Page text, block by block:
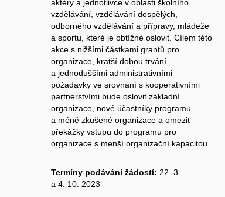
aktéry a jednotlivce v oblasti školního
vzdělávání, vzdělávání dospělých,
odborného vzdělávání a přípravy, mládeže
a sportu, které je obtížné oslovit. Cílem této
akce s nižšími částkami grantů pro
organizace, kratší dobou trvání
a jednoduššími administrativními
požadavky ve srovnání s kooperativními
partnerstvími bude oslovit základní
organizace, nové účastníky programu
a méně zkušené organizace a omezit
překážky vstupu do programu pro
organizace s menší organizační kapacitou.
Termíny podávání žádostí: 22. 3.
a 4. 10. 2023